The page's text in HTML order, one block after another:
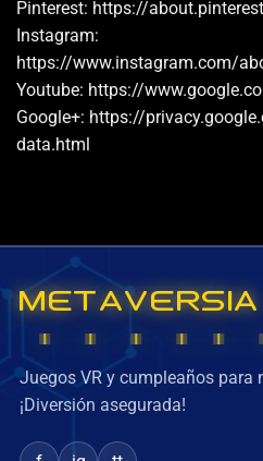
Pinterest: https://
Instagram:
https://www.instagram.com/
Youtube: https://
Google+: https://
data.html
METAVERSIA
Juegos VR y cumpleaños para
¡Diversión asegurada!